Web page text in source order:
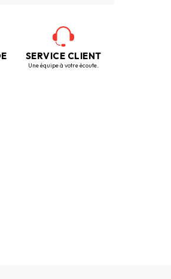
SERVICE CLIENT
Une équipe à votre écoute.